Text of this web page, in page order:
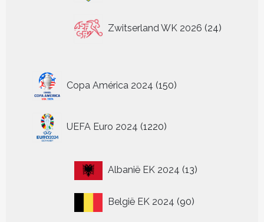
Zwitserland WK 2026 24
producten
Copa América 2024 150
producten
UEFA Euro 2024 1220
producten
Albanië EK 2024 1313
België EK 2024 9090